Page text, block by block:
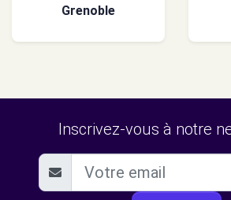
Grenoble
Inscrivez-vous à notre